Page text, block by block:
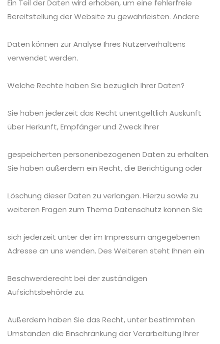
Ein Teil der Daten wird erhoben, um eine fehlerfreie
Bereitstellung der Website zu gewährleisten. Andere
Daten können zur Analyse Ihres Nutzerverhaltens
verwendet werden.
Welche Rechte haben Sie bezüglich Ihrer Daten?
Sie haben jederzeit das Recht unentgeltlich Auskunft
über Herkunft, Empfänger und Zweck Ihrer
gespeicherten personenbezogenen Daten zu erhalten.
Sie haben außerdem ein Recht, die Berichtigung oder
Löschung dieser Daten zu verlangen. Hierzu sowie zu
weiteren Fragen zum Thema Datenschutz können Sie
sich jederzeit unter der im Impressum angegebenen
Adresse an uns wenden. Des Weiteren steht Ihnen ein
Beschwerderecht bei der zuständigen
Aufsichtsbehörde zu.
Außerdem haben Sie das Recht, unter bestimmten
Umständen die Einschränkung der Verarbeitung Ihrer